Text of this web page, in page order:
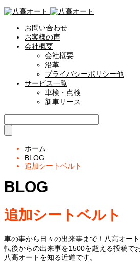
お問い合わせ
お客様の声
会社概要
会社概要
沿革
プライバシーポリシー他
サービス一覧
車検・点検
新車リース
ホーム
BLOG
追加シートベルト
BLOG
追加シートベルト
車の事から日々の出来事まで！八高オー
転後からの出来事を1500を超える投稿で
八高オートを知る近道です。